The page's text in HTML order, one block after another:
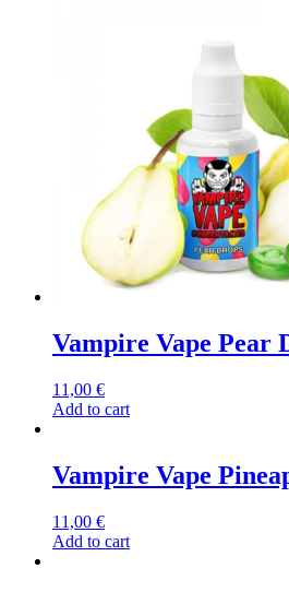
Vampire Vape Pear
11,00 €
Add to cart
Vampire Vape
11,00 €
Add to cart